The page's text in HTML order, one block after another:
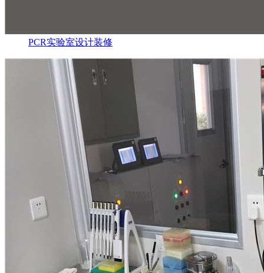
PCR实验室设计装修